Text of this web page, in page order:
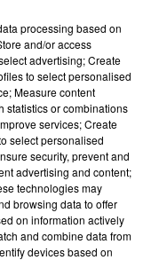
raisons sont
évacuée de toute
de secours
et Vic-
processing based on
and/or access
advertising; Create
to select personalised
Measure content
statistics or combinations
services; Create
select personalised
security, prevent and
advertising and content;
technologies may
browsing data to offer
on information actively
and combine data from
devices based on